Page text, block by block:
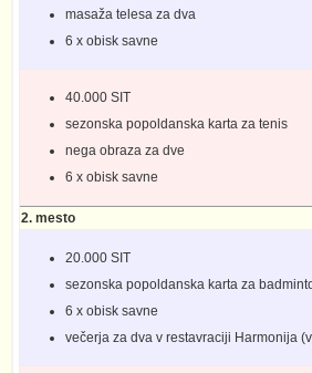
masaža telesa za dva
6 x obisk savne
40.000 SIT
sezonska popoldanska karta za tenis
nega obraza za dve
6 x obisk savne
2. mesto
20.000 SIT
sezonska popoldanska karta za
6 x obisk savne
večerja za dva v restavraciji Harmonija